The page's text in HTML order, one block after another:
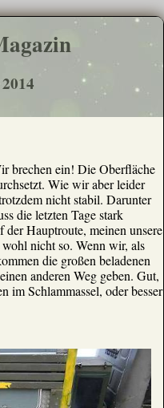
brechen ein! Die Oberfläche
Wie wir aber leider
nicht stabil. Darunter
die letzten Tage stark
Hauptroute, meinen unsere
nicht so. Wenn wir, als
die großen beladenen
anderen Weg geben. Gut,
im Schlammassel, oder besser